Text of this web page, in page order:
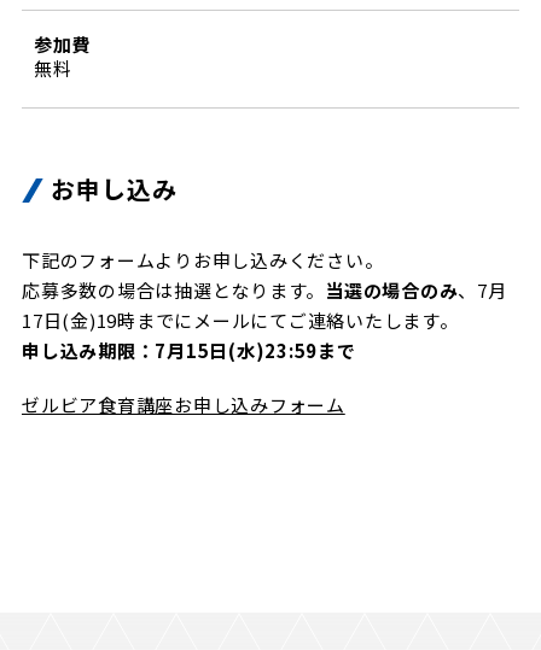
参加費
無料
お申し込み
下記のフォームよりお申し込みください。
応募多数の場合は抽選となります。 当選の場合のみ、7月
17日(金)19時までにメールにてご連絡いたします。
申し込み期限：7月15日(水)23:59まで
ゼルビア食育講座お申し込みフォーム